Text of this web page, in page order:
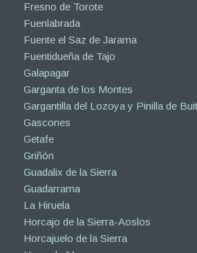
Fresno de Torote
Fuenlabrada
Fuente el Saz de Jarama
Fuentidueña de Tajo
Galapagar
Garganta de los Montes
Gargantilla del Lozoya y Pinilla de
Gascones
Getafe
Griñón
Guadalix de la Sierra
Guadarrama
La Hiruela
Horcajo de la Sierra-Aoslos
Horcajuelo de la Sierra